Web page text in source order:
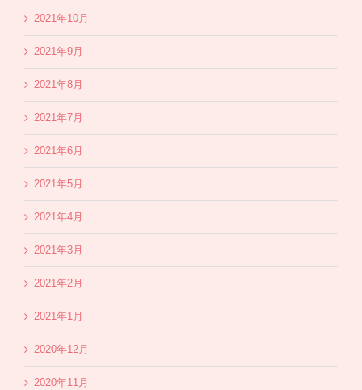
2021年10月
2021年9月
2021年8月
2021年7月
2021年6月
2021年5月
2021年4月
2021年3月
2021年2月
2021年1月
2020年12月
2020年11月